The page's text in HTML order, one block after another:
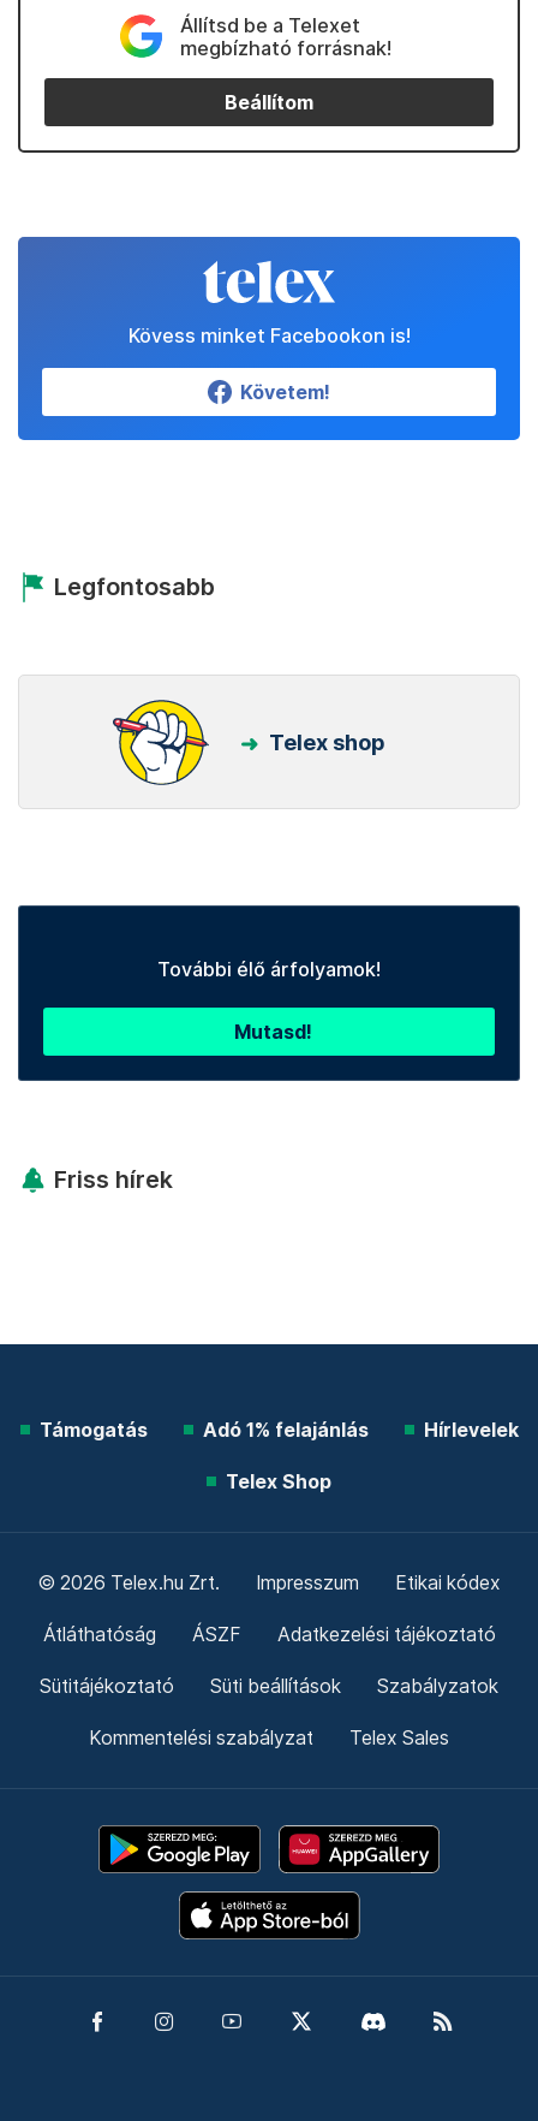
Állítsd be a Telexet
megbízható forrásnak!
Beállítom
Kövess minket Facebookon is!
Követem!
Legfontosabb
Telex shop
További élő árfolyamok!
Mutasd!
Friss hírek
Támogatás Adó 1% felajánlás Hírlevelek
Telex Shop
© 2026 Telex.hu Zrt. Impresszum Etikai kódex
Átláthatóság ÁSZF Adatkezelési tájékoztató
Sütitájékoztató Süti beállítások Szabályzatok
Kommentelési szabályzat Telex Sales